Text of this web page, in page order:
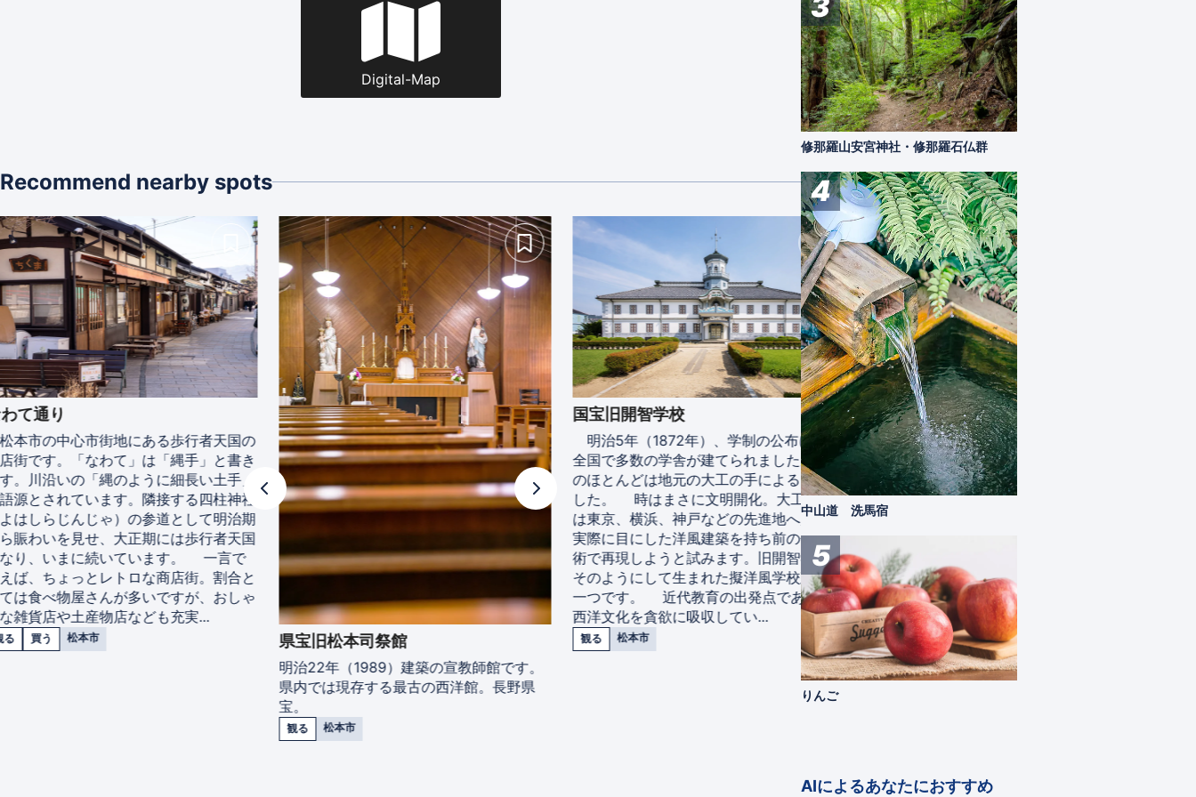
Digital-Map
Recommend nearby spots
通り
の中心市街地にある歩行者天国の
です。「なわて」は「縄手」と書き
川沿いの「縄のように細長い土手」
とされています。隣接する四柱神社
しらじんじゃ）の参道として明治期
わいを見せ、大正期には歩行者天国
、いまに続いています。 一言で
、ちょっとレトロな商店街。割合と
食べ物屋さんが多いですが、おしゃ
貨店や土産物店なども充実...
買う 松本市 県宝旧松本司祭館
明治22年（1989）建築の宣教師館です。
県内では現存する最古の西洋館。長野県
宝。
観る 松本市
国宝旧開智学校
明治5年（1872年）、学制の公布により
全国で多数の学舎が建てられましたが、そ
のほとんどは地元の大工の手によるもので
した。 時はまさに文明開化。大工たち
は東京、横浜、神戸などの先進地へ赴き、
実際に目にした洋風建築を持ち前の伝統技
術で再現しようと試みます。旧開智学校は
そのようにして生まれた擬洋風学校建築の
一つです。 近代教育の出発点であり、
西洋文化を貪欲に吸収してい...
観る 松本市
松本市時計博物館
ビルに埋め込まれた大きな振り子時計。
松本市の中心市街地でひときわ目を引きま
す。 2022年に開館20周年を迎える松本
市時計博物館は、中に入ると、時計たちが
静かに時を刻んでいることに驚かされま
そのほとんどがいまも現役。 時計博物
館の歩みは、昭和49年（1974年）、古時
計の研究者・技術者であった本田親蔵
（1896～1985）からコレクションの寄...
観る 松本市
修那羅山安宮神社・修那羅石仏群
4
中山道 洗馬宿
5
りんご
AIによるあなたにおすすめ